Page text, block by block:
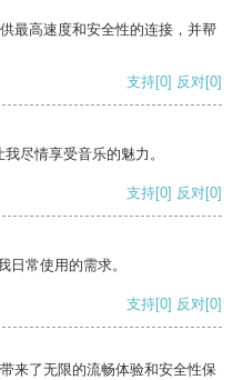
最高速度和安全性的连接，并帮
支持[0] 反对[0]
尽情享受音乐的魅力。
支持[0] 反对[0]
日常使用的需求。
支持[0] 反对[0]
来了无限的流畅体验和安全性保